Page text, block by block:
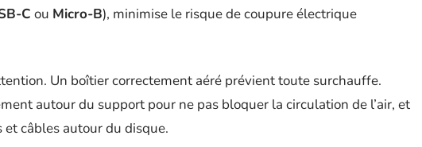
C ou Micro-B), minimise le risque de coupure électrique
Un boîtier correctement aéré prévient toute surchauffe.
autour du support pour ne pas bloquer la circulation de l’air, et
et câbles autour du disque.